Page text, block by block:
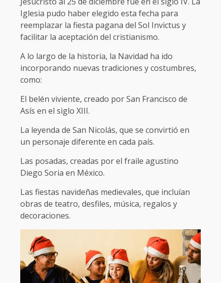
Iglesia pudo haber elegido esta fecha para
reemplazar la fiesta pagana del Sol Invictus y
facilitar la aceptación del cristianismo.
A lo largo de la historia, la Navidad ha ido
incorporando nuevas tradiciones y costumbres,
como:
El belén viviente, creado por San Francisco de
Asís en el siglo XIII.
La leyenda de San Nicolás, que se convirtió en
un personaje diferente en cada país.
Las posadas, creadas por el fraile agustino
Diego Soria en México.
Las fiestas navideñas medievales, que incluían
obras de teatro, desfiles, música, regalos y
decoraciones.